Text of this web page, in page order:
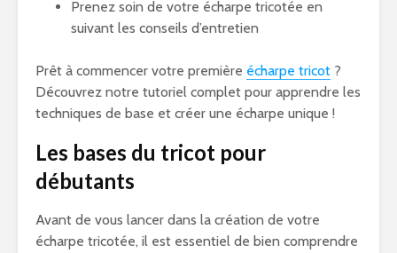
Prenez soin de votre écharpe tricotée en
suivant les conseils d’entretien
Prêt à commencer votre première écharpe tricot ?
Découvrez notre tutoriel complet pour apprendre les
techniques de base et créer une écharpe unique !
Les bases du tricot pour
débutants
Avant de vous lancer dans la création de votre
écharpe tricotée, il est essentiel de bien comprendre